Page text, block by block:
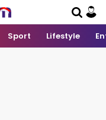
Sport Lifestyle